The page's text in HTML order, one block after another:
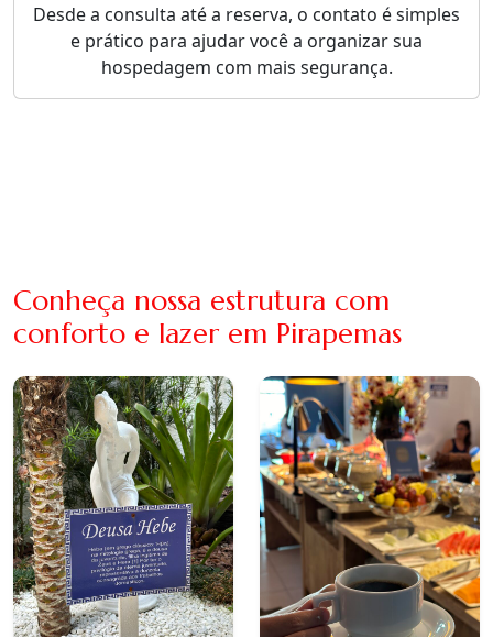
Desde a consulta até a reserva, o contato é simples
e prático para ajudar você a organizar sua
hospedagem com mais segurança.
Conheça nossa estrutura com
conforto e lazer em Pirapemas